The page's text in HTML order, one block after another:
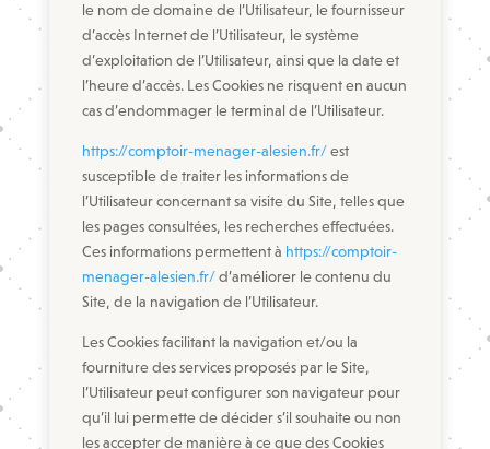
le nom de domaine de l’Utilisateur, le fournisseur
d’accès Internet de l’Utilisateur, le système
d’exploitation de l’Utilisateur, ainsi que la date et
l’heure d’accès. Les Cookies ne risquent en aucun
cas d’endommager le terminal de l’Utilisateur.
https://comptoir-menager-alesien.fr/est
susceptible de traiter les informations de
l’Utilisateur concernant sa visite du Site, telles que
les pages consultées, les recherches effectuées.
Ces informations permettent à https://comptoir-
menager-alesien.fr/d’améliorer le contenu du
Site, de la navigation de l’Utilisateur.
Les Cookies facilitant la navigation et/ou la
fourniture des services proposés par le Site,
l’Utilisateur peut configurer son navigateur pour
qu’il lui permette de décider s’il souhaite ou non
les accepter de manière à ce que des Cookies